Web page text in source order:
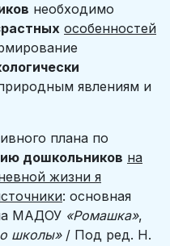
необходимо
особенностей
явлениям и
плана по
дошкольников на
жизни я
: основная
МАДОУ «Ромашка»,
школы»/ Под ред. Н.